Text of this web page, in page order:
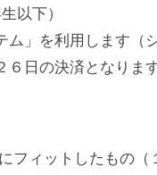
下）
」を利用します（
６日の決済となりま
フィットしたもの（